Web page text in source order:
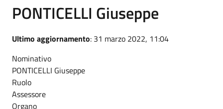
PONTICELLI Giuseppe
Ultimo aggiornamento: 31 marzo 2022, 11:04
Nominativo
PONTICELLI Giuseppe
Ruolo
Assessore
Organo